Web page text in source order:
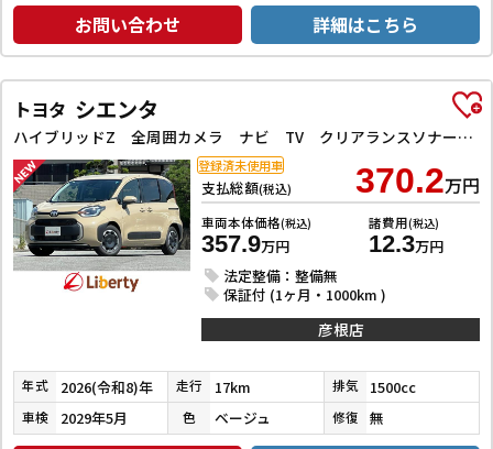
お問い合わせ 詳細はこちら
トヨタ シエンタ
ハイブリッドZ 全周囲カメラ ナビ TV クリアランスソナー アダプティブクルーズコントロール レーンアシスト 衝突被害軽減システム 両側電動スライドドア オートマチックハイビーム オートライト LEDヘッドランプ
支払総額(税込) 370.2万円
車両本体価格(税込)
357.9万円
諸費用(税込)
12.3万円
法定整備：整備無
保証付 (1ヶ月・1000km )
登録済未使用車
彦根店
年式 2026(令和8)年 走行 17km 排気 1500cc
車検 2029年5月 色 ベージュ 修復 無